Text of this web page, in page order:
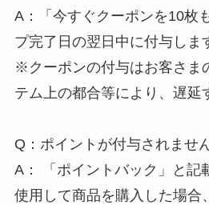
A：「今すぐクーポンを10枚
プ完了日の翌日中に付与しま
※クーポンの付与はお客さま
テム上の都合等により、遅延
Q：ポイントが付与されません
A： 「ポイントバック」と記
使用して商品を購入した場合